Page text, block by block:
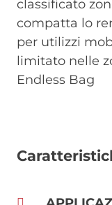
classificato
compatta lo
per utilizzi
limitato nelle
Endless Bag